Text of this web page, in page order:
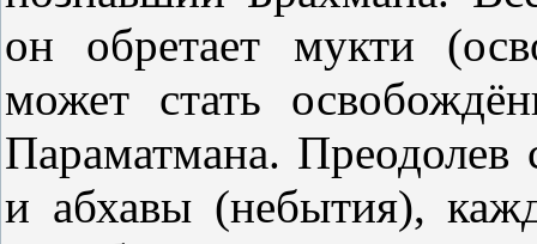
он обретает мукти
может стать
Параматмана. Преодолев
и абхавы (небытия),